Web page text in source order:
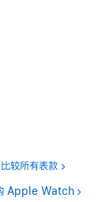
比较所有表款
Apple Watch